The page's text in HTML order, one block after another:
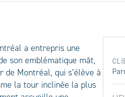
a entrepris une
son emblématique mât,
de Montréal, qui s’élève à
la tour inclinée la plus